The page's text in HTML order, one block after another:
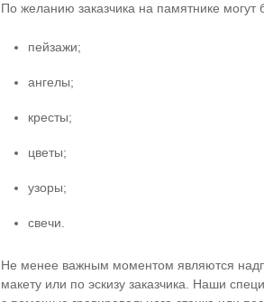
По желанию заказчика на памятнике могут
пейзажи;
ангелы;
кресты;
цветы;
узоры;
свечи.
Не менее важным моментом являются
макету или по эскизу заказчика. Наши